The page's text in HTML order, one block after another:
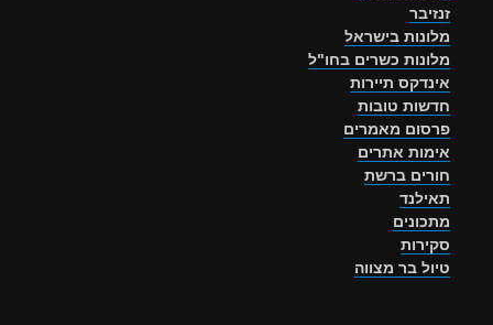
זנזיבר
מלונות בישראל
מלונות כשרים בחו"ל
אינדקס תיירות
חדשות טובות
פרסום מאמרים
אימות אתרים
חורים ברשת
תאילנד
מתכונים
סקירות
טיול בר מצווה